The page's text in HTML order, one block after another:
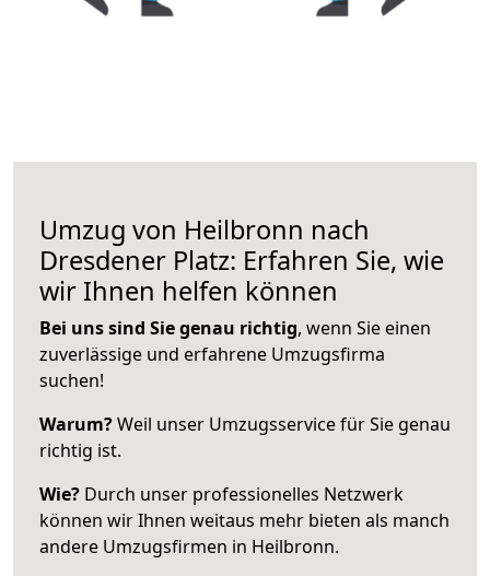
Umzug von Heilbronn nach
Dresdener Platz: Erfahren Sie, wie
wir Ihnen helfen können
Bei uns sind Sie genau richtig, wenn Sie einen
zuverlässige und erfahrene Umzugsfirma
suchen!
Warum?Weil unser Umzugsservice für Sie genau
richtig ist.
Wie? Durch unser professionelles Netzwerk
können wir Ihnen weitaus mehr bieten als manch
andere Umzugsfirmen in Heilbronn.